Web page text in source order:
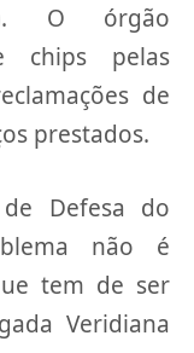
O órgão
chips pelas
de
prestados.
Defesa do
não é
tem de ser
Veridiana